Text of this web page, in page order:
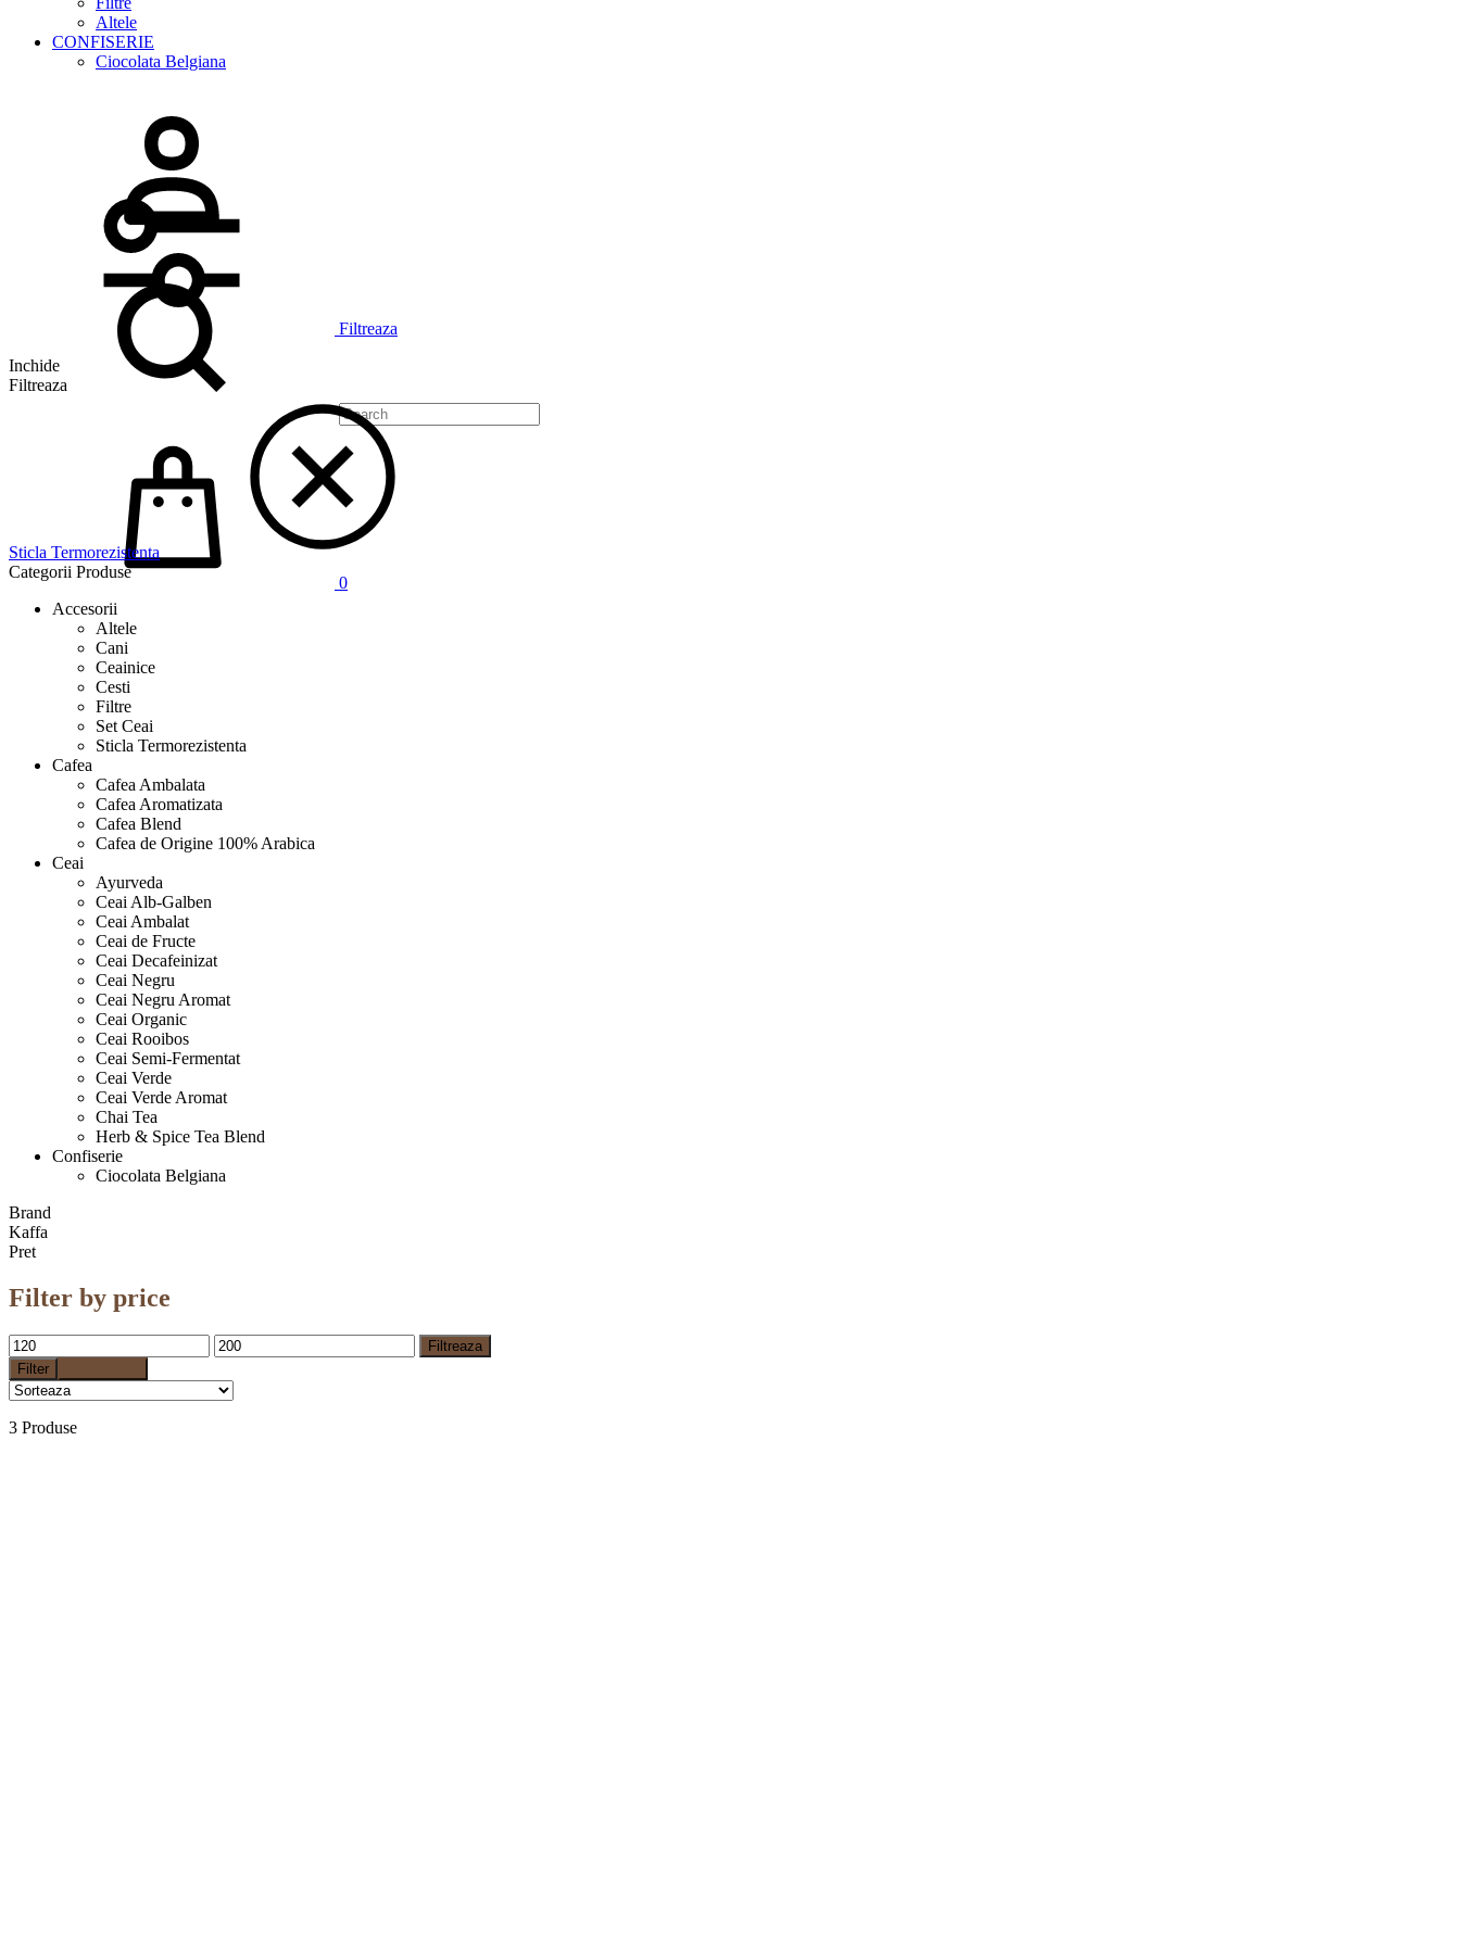
Altele
CONFISERIE
Ciocolata Belgiana
Cos
0
Filtreaza
Inchide
Filtreaza
Sticla Termorezistenta
Categorii Produse
Accesorii
Altele
Cani
Ceainice
Cesti
Filtre
Set Ceai
Sticla Termorezistenta
Cafea
Cafea Ambalata
Cafea Aromatizata
Cafea Blend
Cafea de Origine 100% Arabica
Ceai
Ayurveda
Ceai Alb-Galben
Ceai Ambalat
Ceai de Fructe
Ceai Decafeinizat
Ceai Negru
Ceai Negru Aromat
Ceai Organic
Ceai Rooibos
Ceai Semi-Fermentat
Ceai Verde
Ceai Verde Aromat
Chai Tea
Herb & Spice Tea Blend
Confiserie
Ciocolata Belgiana
Brand
Kaffa
Pret
Filter by price
Min
price
Max
price
Filtreaza
Filter
3 Produse